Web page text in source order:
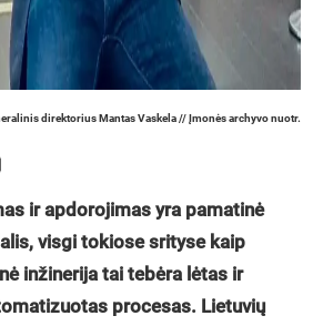
direktorius Mantas Vaskela // Įmonės archyvo nuotr.
ir apdorojimas yra pamatinė
visgi tokiose srityse kaip
inžinerija tai tebėra lėtas ir
procesas. Lietuvių